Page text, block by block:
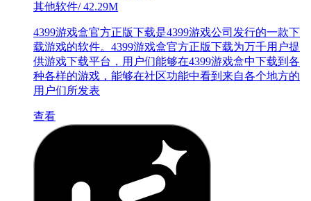
其他软件/42.29M
4399游戏盒官方正版下载是4399游戏公司发行的一款下
载游戏的软件。4399游戏盒官方正版下载为万千用户提
供游戏下载平台，用户们能够在4399游戏盒中下载到各
种各样的游戏，能够在社区功能中看到来自各个地方的
用户们所发表
查看